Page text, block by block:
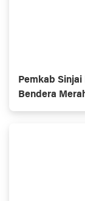
Pemkab
Bendera